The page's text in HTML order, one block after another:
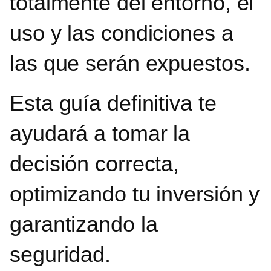
uso y las condiciones a
las que serán expuestos.
Esta guía definitiva te
ayudará a tomar la
decisión correcta,
optimizando tu inversión y
garantizando la
seguridad.